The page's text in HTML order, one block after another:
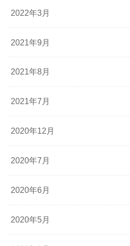
2022年3月
2021年9月
2021年8月
2021年7月
2020年12月
2020年7月
2020年6月
2020年5月